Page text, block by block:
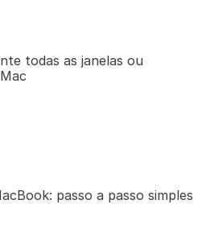
todas as janelas ou
passo a passo simples